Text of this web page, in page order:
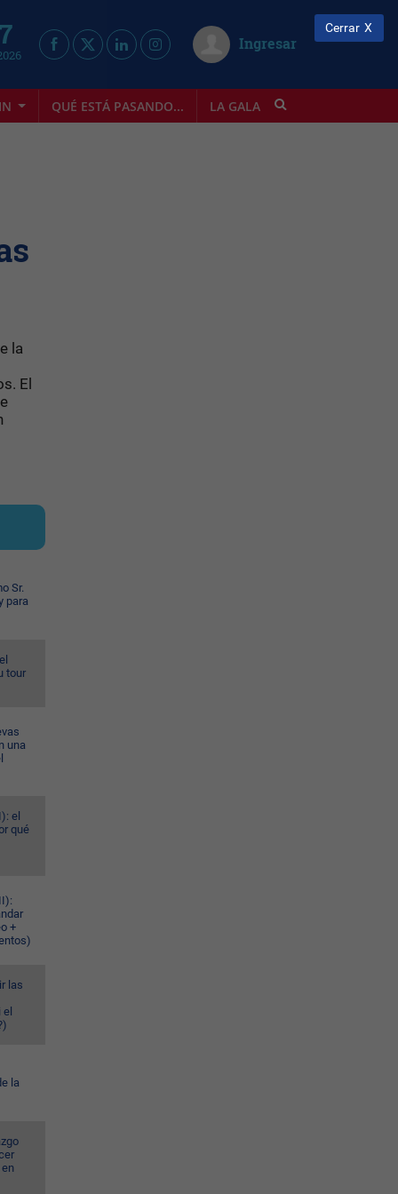
Ingresar
QUÉ ESTÁ PASANDO... LA GALA INFOSTYLE
la
El
Sr.
para
tour
una
el
qué
+
las
la
Cerrar